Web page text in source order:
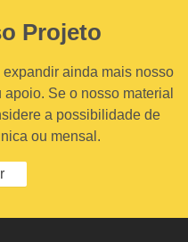
Projeto
ainda mais nosso
Se o nosso material
a possibilidade de
ou mensal.